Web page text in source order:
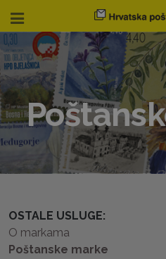
OSTALE USLUGE:
O markama
Poštanske marke